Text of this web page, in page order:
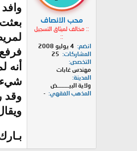
محب الانصاف
:: مخالف لميثاق التسجيل
::
انضم
4 يوليو 2008
المشاركات
25
التخصص
مهندس غابات
المدينة
ولاية البيــــــــض
المذهب الفقهي -
أنه
شيء
وقد